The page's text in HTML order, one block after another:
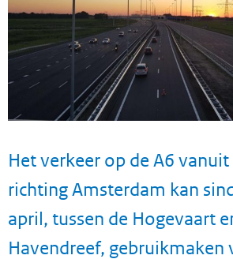
Het verkeer op de A6 vanuit
richting Amsterdam kan
april, tussen de Hogevaart
Havendreef, gebruikmaken